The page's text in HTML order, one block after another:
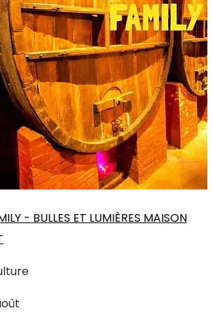
- BULLES ET LUMIÈRES MAISON